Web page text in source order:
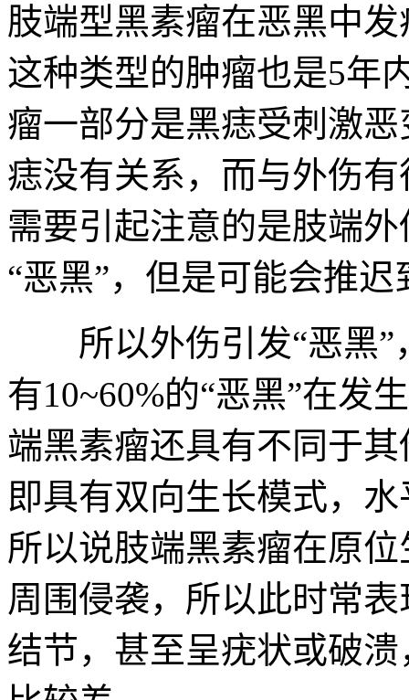
肢端型黑素瘤在恶黑中
这种类型的肿瘤也是5年
瘤一部分是黑痣受刺激
痣没有关系，而与外伤
需要引起注意的是肢端
“恶黑”，但是可能会推
所以外伤引发“恶黑”
有10~60%的“恶黑”在发
端黑素瘤还具有不同于
即具有双向生长模式，
所以说肢端黑素瘤在原
周围侵袭，所以此时常
结节，甚至呈疣状或破